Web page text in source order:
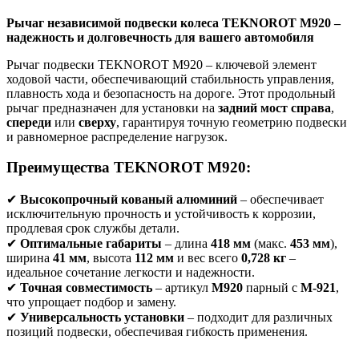
Рычаг независимой подвески колеса TEKNOROT M920 –
надежность и долговечность для вашего автомобиля
Рычаг подвески TEKNOROT M920 – ключевой элемент
ходовой части, обеспечивающий стабильность управления,
плавность хода и безопасность на дороге. Этот продольный
рычаг предназначен для установки на задний мост справа,
спереди или сверху, гарантируя точную геометрию подвески
и равномерное распределение нагрузок.
Преимущества TEKNOROT M920:
✔ Высокопрочный кованый алюминий – обеспечивает
исключительную прочность и устойчивость к коррозии,
продлевая срок службы детали.
✔ Оптимальные габариты – длина 418 мм (макс. 453 мм),
ширина 41 мм, высота 112 мм и вес всего 0,728 кг –
идеальное сочетание легкости и надежности.
✔ Точная совместимость – артикул M920 парный с M-921,
что упрощает подбор и замену.
✔ Универсальность установки – подходит для различных
позиций подвески, обеспечивая гибкость применения.